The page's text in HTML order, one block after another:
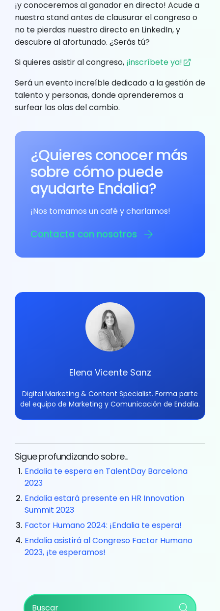
¡y conoceremos al ganador en directo! Acude a
nuestro stand antes de clausurar el congreso o
no te pierdas nuestro directo en LinkedIn, y
descubre al afortunado. ¿Serás tú?
Si quieres asistir al congreso, ¡inscríbete ya!
Será un evento increíble dedicado a la gestión de
talento y personas, donde aprenderemos a
surfear las olas del cambio.
¿Quieres conocer más
sobre cómo puede
ayudarte Endalia?
¡Nos tomamos un café y charlamos!
Contacta con nosotros
Elena Vicente Sanz
Digital Marketing & Content Specialist. Forma parte
del equipo de Marketing y Comunicación de Endalia.
Sigue profundizando sobre...
Endalia te espera en TalentDay Barcelona
2023
Endalia estará presente en HR Innovation
Summit 2023
Factor Humano 2024: ¡Endalia te espera!
Endalia asistirá al Congreso Factor Humano
2023, ¡te esperamos!
Primary